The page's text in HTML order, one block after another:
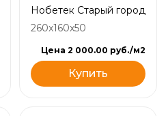
Нобетек Старый город
260x160x50
Цена 2 000.00 руб./м2
Купить